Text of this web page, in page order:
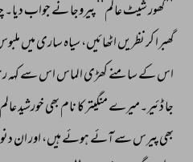
کھور شیٹ عالم‘‘ پیروجا نے جواب دیا۔
گھبرا کر نظریں اٹھائیں، سیاہ ساری میں
اس کے سامنے کھڑی الماس اس سے کہہ
جا ڈئیر۔میرے منگیتر کا نام بھی خورشید عالم
بھی پیرس سے آئے ہوئے ہیں، اور ان